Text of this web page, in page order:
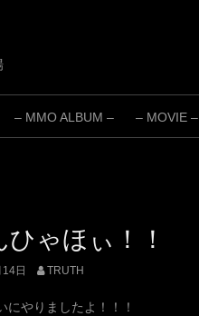
– MMO ALBUM – – MOVIE –
ゃほぃ！！
日 TRUTH
にやりましたよ！！！